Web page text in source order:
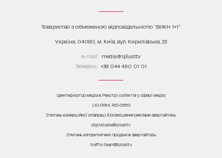
Товариство з обмеженою відповідальністю "ВІЖН 1+1"
Україна, 04080, м. Київ, вул. Кирилівська, 23
е-mail: media@1plus1.tv
Телефон: +38 044 490 01 01
Ідентифікатор медіа в Реєстрі суб’єктів у сфері медіа:
L10-01914, R10-01810
З питань комерційної співпраці й розміщення реклами звертайтесь
digital.sale@1plus1.tv
З питань алгоритмічних продажів звертайтесь
traffic-team@1plus1.tv